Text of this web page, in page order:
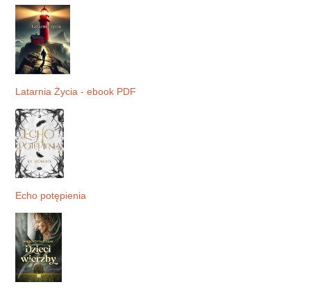
Latarnia Życia - ebook PDF
Echo potępienia